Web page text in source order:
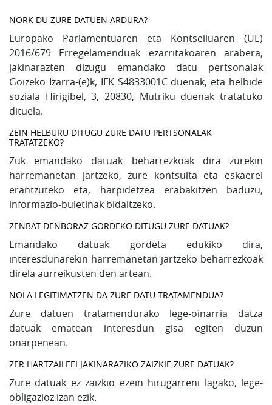
NORK DU ZURE DATUEN ARDURA?
Europako Parlamentuaren eta Kontseiluaren (UE)
2016/679 Erregelamenduak ezarritakoaren arabera,
jakinarazten dizugu emandako datu pertsonalak
Goizeko Izarra-(e)k, IFK S4833001C duenak, eta helbide
soziala Hirigibel, 3, 20830, Mutriku duenak tratatuko
dituela.
ZEIN HELBURU DITUGU ZURE DATU PERTSONALAK
TRATATZEKO?
Zuk emandako datuak beharrezkoak dira zurekin
harremanetan jartzeko, zure kontsulta eta eskaerei
erantzuteko eta, harpidetzea erabakitzen baduzu,
informazio-buletinak bidaltzeko.
ZENBAT DENBORAZ GORDEKO DITUGU ZURE DATUAK?
Emandako datuak gordeta edukiko dira,
interesdunarekin harremanetan jartzeko beharrezkoak
direla aurreikusten den artean.
NOLA LEGITIMATZEN DA ZURE DATU-TRATAMENDUA?
Zure datuen tratamendurako lege-oinarria datza
datuak ematean interesdun gisa egiten duzun
onarpenean.
ZER HARTZAILEEI JAKINARAZIKO ZAIZKIE ZURE DATUAK?
Zure datuak ez zaizkio ezein hirugarreni lagako, lege-
obligazioz izan ezik.